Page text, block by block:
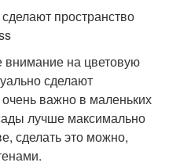
пространство
внимание на цветовую
сделают
важно в маленьких
лучше максимально
сделать это можно,